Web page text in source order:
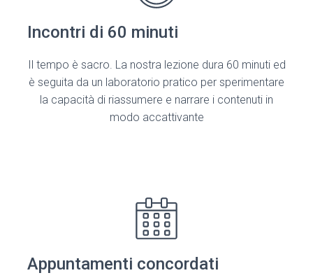
Incontri di 60 minuti
Il tempo è sacro. La nostra lezione dura 60 minuti ed
è seguita da un laboratorio pratico per sperimentare
la capacità di riassumere e narrare i contenuti in
modo accattivante
Appuntamenti concordati